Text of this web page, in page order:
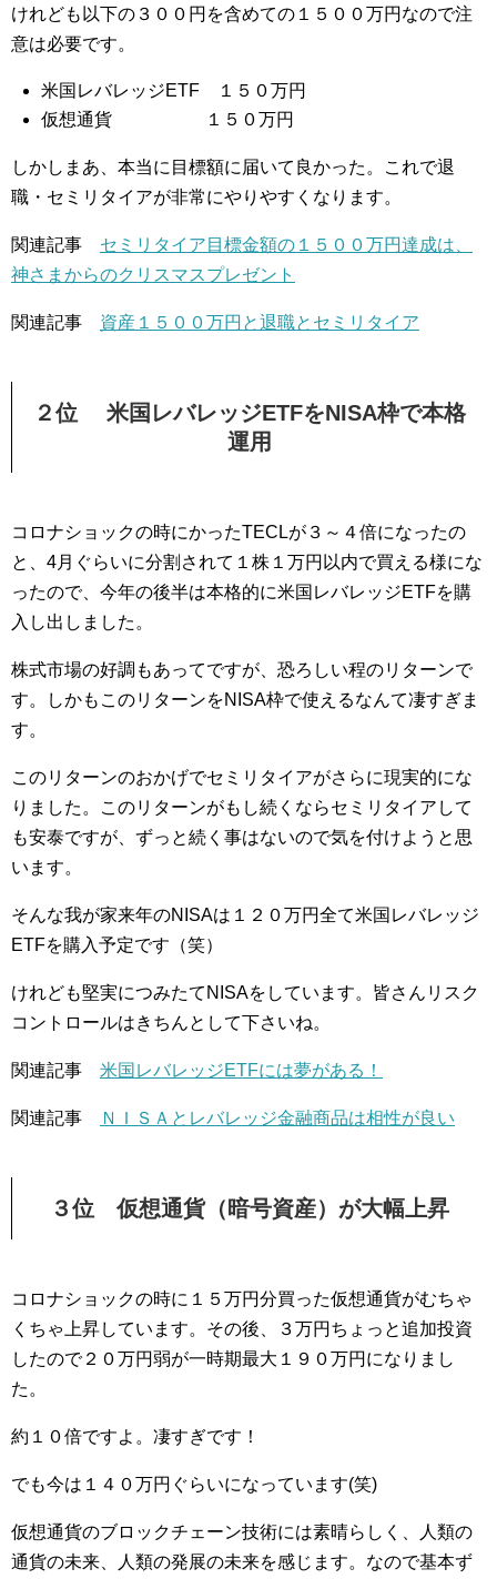
けれども以下の３００円を含めての１５００万円なので注
意は必要です。
米国レバレッジETF １５０万円
仮想通貨 １５０万円
しかしまあ、本当に目標額に届いて良かった。これで退
職・セミリタイアが非常にやりやすくなります。
関連記事 セミリタイア目標金額の１５００万円達成は、
神さまからのクリスマスプレゼント
関連記事 資産１５００万円と退職とセミリタイア
２位 米国レバレッジETFをNISA枠で本格
運用
コロナショックの時にかったTECLが３～４倍になったの
と、4月ぐらいに分割されて１株１万円以内で買える様にな
ったので、今年の後半は本格的に米国レバレッジETFを購
入し出しました。
株式市場の好調もあってですが、恐ろしい程のリターンで
す。しかもこのリターンをNISA枠で使えるなんて凄すぎま
す。
このリターンのおかげでセミリタイアがさらに現実的にな
りました。このリターンがもし続くならセミリタイアして
も安泰ですが、ずっと続く事はないので気を付けようと思
います。
そんな我が家来年のNISAは１２０万円全て米国レバレッジ
ETFを購入予定です（笑）
けれども堅実につみたてNISAをしています。皆さんリスク
コントロールはきちんとして下さいね。
関連記事 米国レバレッジETFには夢がある！
関連記事 ＮＩＳＡとレバレッジ金融商品は相性が良い
３位 仮想通貨（暗号資産）が大幅上昇
コロナショックの時に１５万円分買った仮想通貨がむちゃ
くちゃ上昇しています。その後、３万円ちょっと追加投資
したので２０万円弱が一時期最大１９０万円になりまし
た。
約１０倍ですよ。凄すぎです！
でも今は１４０万円ぐらいになっています(笑)
仮想通貨のブロックチェーン技術には素晴らしく、人類の
通貨の未来、人類の発展の未来を感じます。なので基本ず